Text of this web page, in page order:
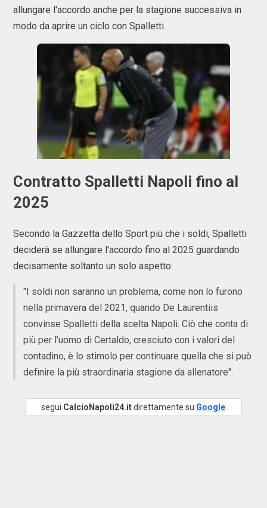
allungare l'accordo anche per la stagione successiva in
modo da aprire un ciclo con Spalletti.
Contratto Spalletti Napoli fino al
2025
Secondo la Gazzetta dello Sport più che i soldi, Spalletti
deciderà se allungare l'accordo fino al 2025 guardando
decisamente soltanto un solo aspetto:
"I soldi non saranno un problema, come non lo furono
nella primavera del 2021, quando De Laurentiis
convinse Spalletti della scelta Napoli. Ciò che conta di
più per l’uomo di Certaldo, cresciuto con i valori del
contadino, è lo stimolo per continuare quella che si può
definire la più straordinaria stagione da allenatore".
segui CalcioNapoli24.itdirettamente su Google